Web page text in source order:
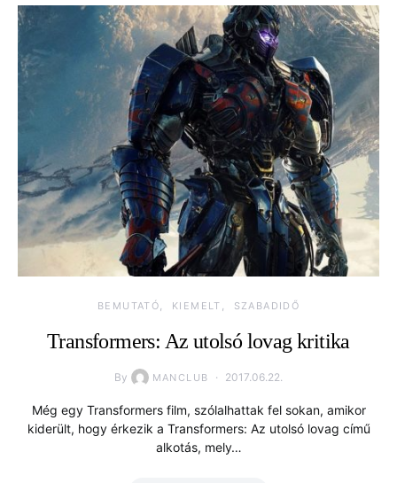
BEMUTATÓ KIEMELT SZABADIDŐ
Transformers: Az utolsó lovag kritika
By MANCLUB 2017.06.22.
Még egy Transformers film, szólalhattak fel sokan, amikor
kiderült, hogy érkezik a Transformers: Az utolsó lovag című
alkotás, mely…